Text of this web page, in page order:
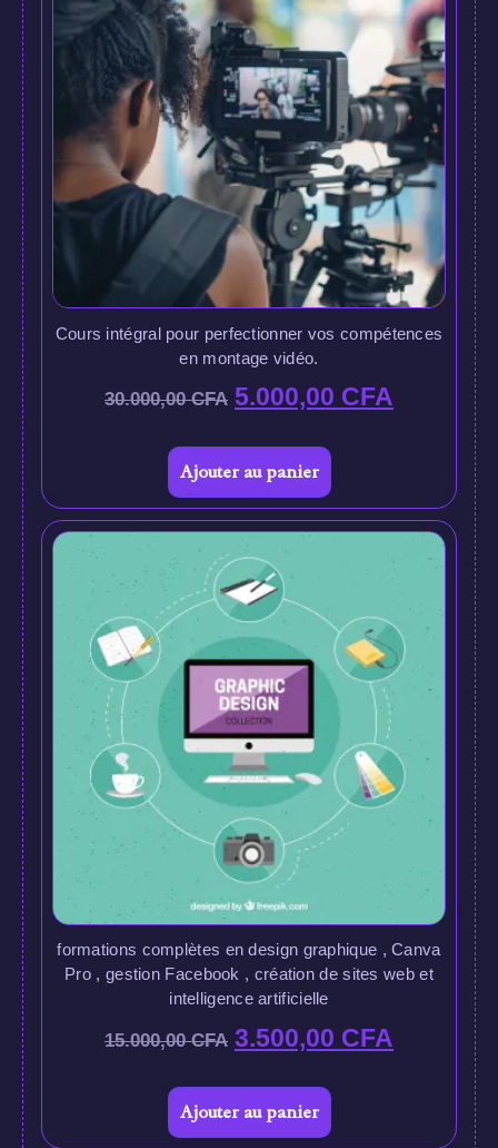
Cours intégral pour perfectionner vos compétences
en montage vidéo.
30.000,00CFA 5.000,00 CFA
Ajouter au panier
formations complètes en design graphique , Canva
Pro , gestion Facebook , création de sites web et
intelligence artificielle
15.000,00CFA 3.500,00 CFA
Ajouter au panier